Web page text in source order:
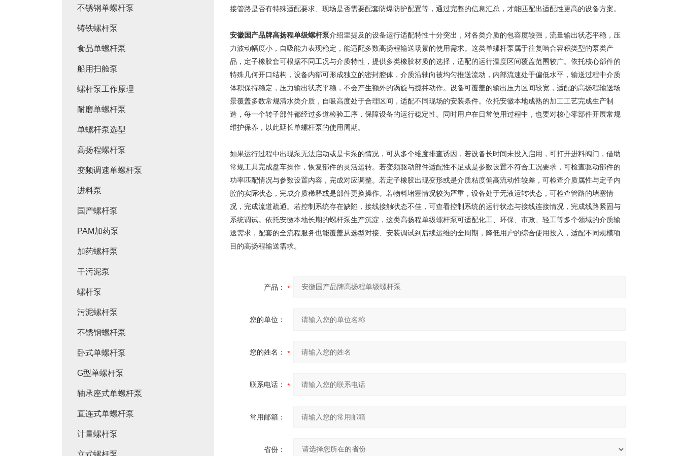
接管路是否有特殊适配要求、现场是否需要配套防爆防护配置等，通过完整的信息汇总，才能匹配出适配性更高的设备方案。
安徽国产品牌高扬程单级螺杆泵介绍里提及的设备运行适配特性十分突出，对各类介质的包容度较强，流量输出状态平稳，压
力波动幅度小，自吸能力表现稳定，能适配多数高扬程输送场景的使用需求。这类单螺杆泵属于往复啮合容积类型的泵类产
品，定子橡胶套可根据不同工况与介质特性，提供多类橡胶材质的选择，适配的运行温度区间覆盖范围较广。依托核心部件的
特殊几何开口结构，设备内部可形成独立的密封腔体，介质沿轴向被均匀推送流动，内部流速处于偏低水平，输送过程中介质
体积保持稳定，压力输出状态平稳，不会产生额外的涡旋与搅拌动作。设备可覆盖的输出压力区间较宽，适配的高扬程输送场
景覆盖多数常规清水类介质，自吸高度处于合理区间，适配不同现场的安装条件。依托安徽本地成熟的加工工艺完成生产制
造，每一个转子部件都经过多道检验工序，保障设备的运行稳定性。同时用户在日常使用过程中，也要对核心零部件开展常规
维护保养，以此延长单螺杆泵的使用周期。
如果运行过程中出现泵无法启动或是卡泵的情况，可从多个维度排查诱因，若设备长时间未投入启用，可打开进料阀门，借助
常规工具完成盘车操作，恢复部件的灵活运转。若变频驱动部件适配性不足或是参数设置不符合工况要求，可检查驱动部件的
功率匹配情况与参数设置内容，完成对应调整。若定子橡胶出现变形或是介质粘度偏高流动性较差，可检查介质属性与定子内
腔的实际状态，完成介质稀释或是部件更换操作。若物料堵塞情况较为严重，设备处于无液运转状态，可检查管路的堵塞情
况，完成流道疏通。若控制系统存在缺陷，接线接触状态不佳，可查看控制系统的运行状态与接线连接情况，完成线路紧固与
系统调试。依托安徽本地长期的螺杆泵生产沉淀，这类高扬程单级螺杆泵可适配化工、环保、市政、轻工等多个领域的介质输
送需求，配套的全流程服务也能覆盖从选型对接、安装调试到后续运维的全周期，降低用户的综合使用投入，适配不同规模项
目的高扬程输送需求。
产品：
您的单位：
您的姓名：
联系电话：
常用邮箱：
省份：
不锈钢单螺杆泵
铸铁螺杆泵
食品单螺杆泵
船用扫舱泵
螺杆泵工作原理
耐磨单螺杆泵
单螺杆泵选型
高扬程螺杆泵
变频调速单螺杆泵
进料泵
国产螺杆泵
PAM加药泵
加药螺杆泵
干污泥泵
螺杆泵
污泥螺杆泵
不锈钢螺杆泵
卧式单螺杆泵
G型单螺杆泵
轴承座式单螺杆泵
直连式单螺杆泵
计量螺杆泵
立式螺杆泵